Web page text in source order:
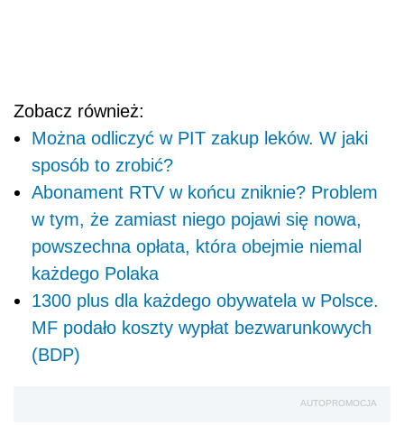
Zobacz również:
Można odliczyć w PIT zakup leków. W jaki
sposób to zrobić?
Abonament RTV w końcu zniknie? Problem
w tym, że zamiast niego pojawi się nowa,
powszechna opłata, która obejmie niemal
każdego Polaka
1300 plus dla każdego obywatela w Polsce.
MF podało koszty wypłat bezwarunkowych
(BDP)
AUTOPROMOCJA